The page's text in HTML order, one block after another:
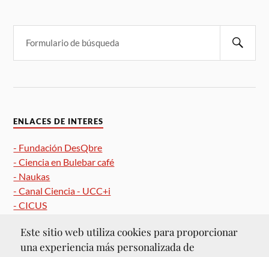
ENLACES DE INTERES
- Fundación DesQbre
- Ciencia en Bulebar café
- Naukas
- Canal Ciencia - UCC+i
- CICUS
Este sitio web utiliza cookies para proporcionar
una experiencia más personalizada de